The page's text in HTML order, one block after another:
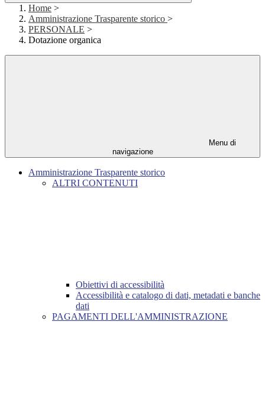
Home >
Amministrazione Trasparente storico >
PERSONALE >
Dotazione organica
Menu di
navigazione
Amministrazione Trasparente storico
ALTRI CONTENUTI
Obiettivi di accessibilità
Accessibilità e catalogo di dati, metadati e banche
dati
PAGAMENTI DELL'AMMINISTRAZIONE